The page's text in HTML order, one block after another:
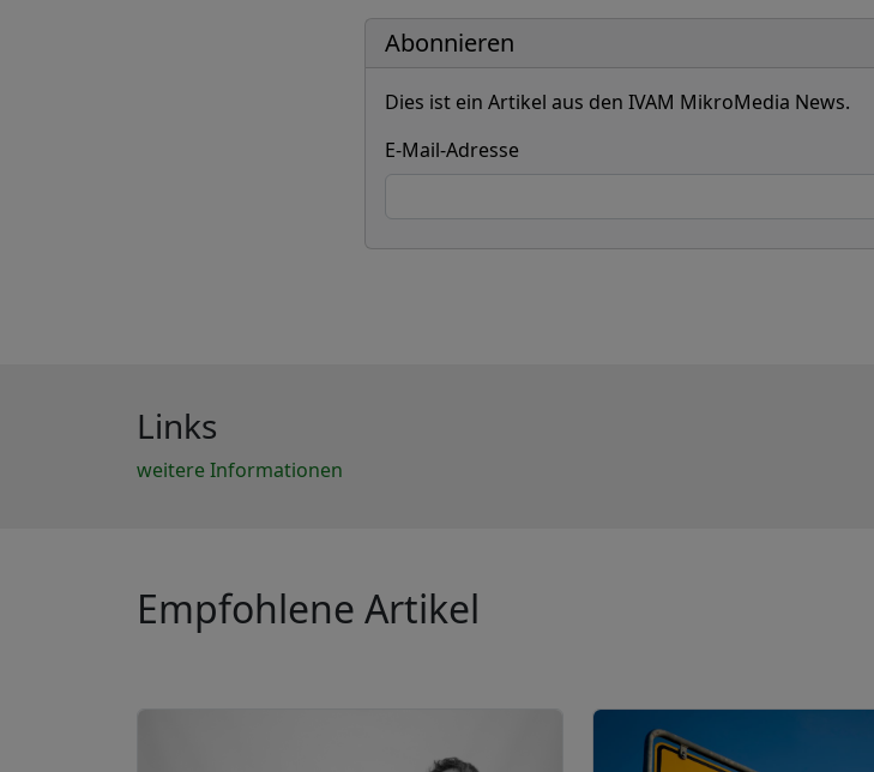
Abonnieren
Dies ist ein Artikel aus den IVAM MikroMedia News.
E-Mail-Adresse
Links
weitere Informationen
Empfohlene Artikel